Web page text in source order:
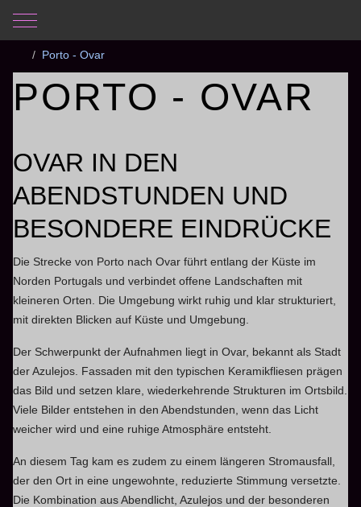
Mobile Menu Toggle
Aktuelle Seite:
Porto - Ovar
PORTO - OVAR
OVAR IN DEN
ABENDSTUNDEN UND
BESONDERE EINDRÜCKE
Die Strecke von Porto nach Ovar führt entlang der Küste im
Norden Portugals und verbindet offene Landschaften mit
kleineren Orten. Die Umgebung wirkt ruhig und klar strukturiert,
mit direkten Blicken auf Küste und Umgebung.
Der Schwerpunkt der Aufnahmen liegt in Ovar, bekannt als Stadt
der Azulejos. Fassaden mit den typischen Keramikfliesen prägen
das Bild und setzen klare, wiederkehrende Strukturen im Ortsbild.
Viele Bilder entstehen in den Abendstunden, wenn das Licht
weicher wird und eine ruhige Atmosphäre entsteht.
An diesem Tag kam es zudem zu einem längeren Stromausfall,
der den Ort in eine ungewohnte, reduzierte Stimmung versetzte.
Die Kombination aus Abendlicht, Azulejos und der besonderen